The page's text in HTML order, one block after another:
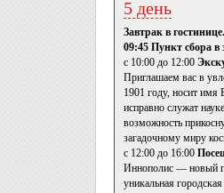
5 день
Завтрак в гостинице.
09:45 Пункт сбора в
с 10:00 до 12:00
Приглашаем вас в
1901 году, носит имя
исправно служат
возможность
загадочному миру
с 12:00 до 16:00
Иннополис — новый
уникальная